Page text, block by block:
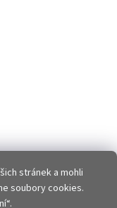
stránek a mohli
soubory cookies.